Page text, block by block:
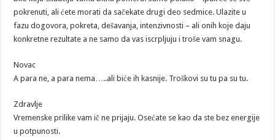
pokrenuti, ali ćete morati da sačekate drugi deo sedmice. Ulazite u
fazu dogovora, pokreta, dešavanja, intenzivnosti – ali onih koje daju
konkretne rezultate a ne samo da vas iscrpljuju i troše vam snagu.
Novac
A para ne, a para nema…..ali biće ih kasnije. Troškovi su tu pa su tu.
Zdravlje
Vremenske prilike vam ič ne prijaju. Osećate se kao da ste bez energije
u potpunosti.